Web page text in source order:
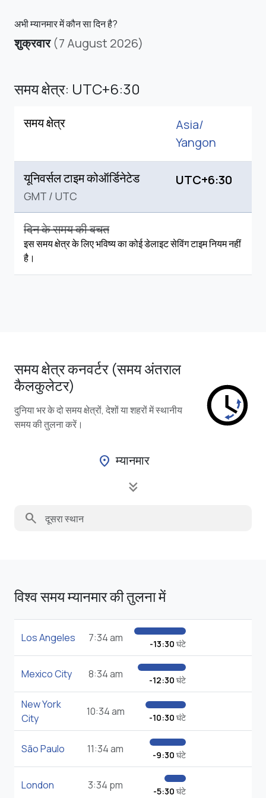
अभी म्यानमार में कौन सा दिन है?
शुक्रवार (7 August 2026)
समय क्षेत्र: UTC+6:30
समय क्षेत्र
Asia/
Yangon
यूनिवर्सल टाइम कोऑर्डिनेटेड
GMT / UTC
UTC+6:30
दिन के समय की बचत
इस समय क्षेत्र के लिए भविष्य का कोई डेलाइट सेविंग टाइम नियम नहीं
है।
समय क्षेत्र कनवर्टर (समय अंतराल
कैलकुलेटर)
दुनिया भर के दो समय क्षेत्रों, देशों या शहरों में स्थानीय
समय की तुलना करें।
location_on म्यानमार
keyboard_double_arrow_down
search
विश्व समय म्यानमार की तुलना में
Los Angeles 7:34 am -13:30 घंटे
Mexico City 8:34 am -12:30 घंटे
New York
City
10:34 am -10:30 घंटे
São Paulo 11:34 am -9:30 घंटे
London 3:34 pm -5:30 घंटे